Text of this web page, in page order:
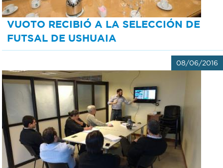
VUOTO RECIBIÓ A LA SELECCIÓN DE
FUTSAL DE USHUAIA
08/06/2016